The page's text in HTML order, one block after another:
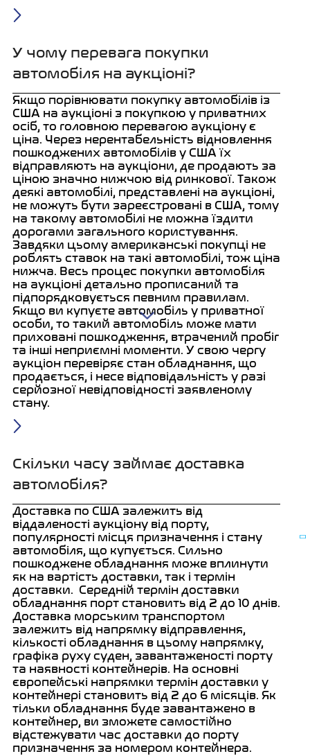
У чому перевага покупки
автомобіля на аукціоні?
Якщо порівнювати покупку автомобілів із
США на аукціоні з покупкою у приватних
осіб, то головною перевагою аукціону є
ціна. Через нерентабельність відновлення
пошкоджених автомобілів у США їх
відправляють на аукціони, де продають за
ціною значно нижчою від ринкової. Також
деякі автомобілі, представлені на аукціоні,
не можуть бути зареєстровані в США, тому
на такому автомобілі не можна їздити
дорогами загального користування.
Завдяки цьому американські покупці не
роблять ставок на такі автомобілі, тож ціна
нижча. Весь процес покупки автомобіля
на аукціоні детально прописаний та
підпорядковується певним правилам.
Якщо ви купуєте автомобіль у приватної
особи, то такий автомобіль може мати
приховані пошкодження, втрачений пробіг
та інші неприємні моменти. У свою чергу
аукціон перевіряє стан обладнання, що
продається, і несе відповідальність у разі
серйозної невідповідності заявленому
стану.
Скільки часу займає доставка
автомобіля?
Доставка по США залежить від
віддаленості аукціону від порту,
популярності місця призначення і стану
автомобіля, що купується. Сильно
пошкоджене обладнання може вплинути
як на вартість доставки, так і термін
доставки. Середній термін доставки
обладнання порт становить від 2 до 10 днів.
Доставка морським транспортом
залежить від напрямку відправлення,
кількості обладнання в цьому напрямку,
графіка руху суден, завантаженості порту
та наявності контейнерів. На основні
європейські напрямки термін доставки у
контейнері становить від 2 до 6 місяців. Як
тільки обладнання буде завантажено в
контейнер, ви зможете самостійно
відстежувати час доставки до порту
призначення за номером контейнера.